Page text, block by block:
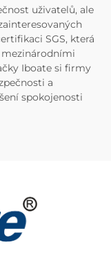
uživatelů, ale
SGS, která
Iboate si firmy
a
spokojenosti